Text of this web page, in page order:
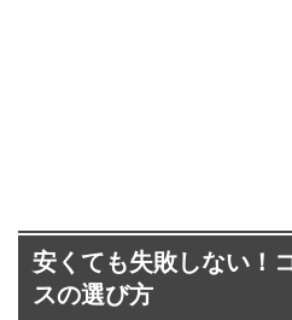
安くても失敗しない！
スの選び方